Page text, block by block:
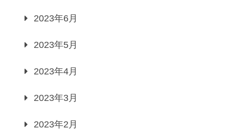
2023年6月
2023年5月
2023年4月
2023年3月
2023年2月